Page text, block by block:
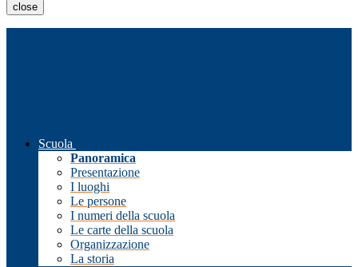
close
Scuola
Panoramica
Presentazione
I luoghi
Le persone
I numeri della scuola
Le carte della scuola
Organizzazione
La storia